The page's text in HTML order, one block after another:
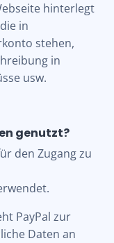
hinterlegt
in
stehen,
in
usw.
genutzt?
den Zugang zu
PayPal zur
Daten an